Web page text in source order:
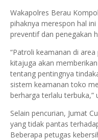
Wakapolres Berau
pihaknya merespon hal
preventif dan penegakan
“Patroli keamanan di
kitajuga akan
tentang pentingnya
sistem keamanan toko
berharga terlalu terbuka,”
Selain pencurian, Jumat
yang tidak pantas
Beberapa petugas